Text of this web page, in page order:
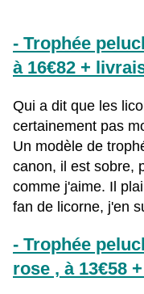
- Trophée
à 16€82 +
Qui a dit que les
certainement pas
Un modèle de
canon, il est sobre,
comme j'aime. Il
fan de licorne, j'en
- Trophée
rose , à 13€58